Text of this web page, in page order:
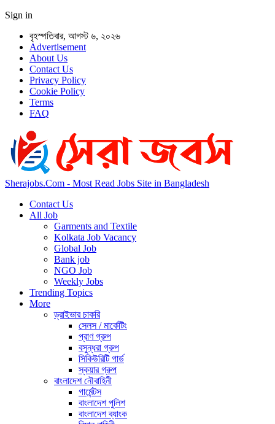
Sign in
বৃহস্পতিবার, আগস্ট ৬, ২০২৬
Advertisement
About Us
Contact Us
Privacy Policy
Cookie Policy
Terms
FAQ
Sherajobs.Com - Most Read Jobs Site in Bangladesh
Contact Us
All Job
Garments and Textile
Kolkata Job Vacancy
Global Job
Bank job
NGO Job
Weekly Jobs
Trending Topics
More
ড্রাইভার চাকরি
সেলস / মার্কেটিং
প্রাণ গ্রুপ
বসুন্ধরা গ্রুপ
সিকিউরিটি গার্ড
স্কয়ার গ্রুপ
বাংলাদেশ নৌবাহিনী
গার্মেন্টস
বাংলাদেশ পুলিশ
বাংলাদেশ ব্যাংক